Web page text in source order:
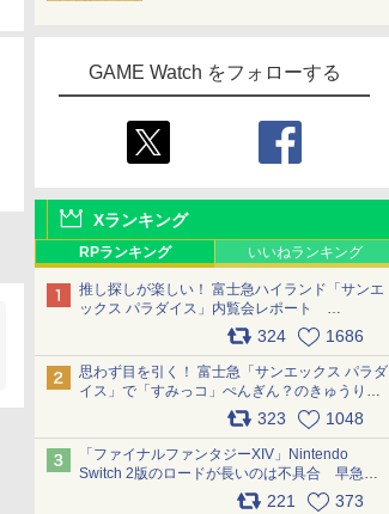
GAME Watch をフォローする
Xランキング
RPランキング いいねランキング
推し探しが楽しい！ 富士急ハイランド「サンエ
ックス パラダイス」内覧会レポート
324 1686
思わず目を引く！ 富士急「サンエックス パラダ
イス」で「すみっコ」ぺんぎん？のきゅうりド
ッグを食べてみた イラストそのままのメニュ
ー化に挑戦。これが意外にもおいしい
pic.x.com/Kgl04hZaeg
323 1048
「ファイナルファンタジーXIV」Nintendo
Switch 2版のロードが長いのは不具合 早急に
アップデートできるよう対応中221 373